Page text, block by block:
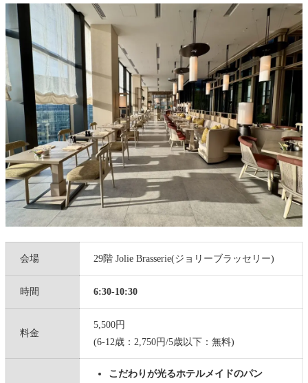
ダイヤモンド会員特典
お得に朝食無料のゴールド会員になる方法
まとめ：一品一品こだわりが詰まったビュッフェ+アラカ
ルト ぜひまた食べたい朝食です
【関連記事】国内ヒルトン系列ホテル 完全攻略ガ
イド
ホテル予約+口コミ
会場 29階 Jolie Brasserie(ジョリーブラッセリー)
時間 6:30-10:30
料金
5,500円
(6-12歳：2,750円/5歳以下：無料)
こだわりが光るホテルメイドのパン